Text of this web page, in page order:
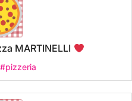
MARTINELLI
#pizzeria